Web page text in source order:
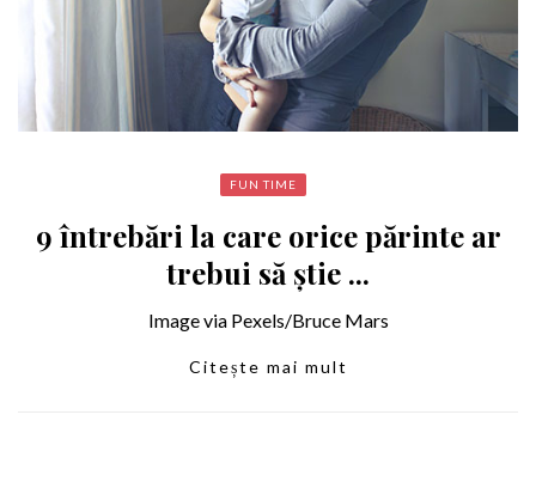
FUN TIME
9 întrebări la care orice părinte ar
trebui să știe ...
Image via Pexels/Bruce Mars
Citește mai mult